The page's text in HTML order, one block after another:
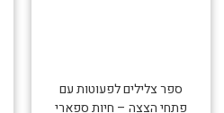
ספר צלילים לפעוטות עם
פתחי הצצה – חיות ספארי